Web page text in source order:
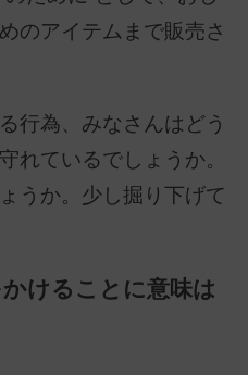
のアイテムまで販売さ
行為、みなさんはどう
れているでしょうか。
うか。少し掘り下げて
けることに意味は